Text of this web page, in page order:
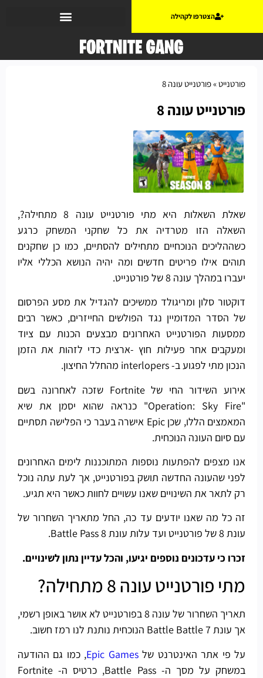
הצטרפו לקהילה
פורטנייט»פורטנייט עונה 8
פורטנייט עונה 8
שאלת השאלות היא מתי פורטנייט עונה 8 מתחילה?,
השאלה הזו מטרדיה את כל שחקני המשחק כרגע
כשההליכים הנוכחיים מתחילים להסתיים, כמו כן שחקנים
תוהים אילו פריטים חדשים ומה יהיה הנושא הכללי אליו
יעברו במהלך עונה 8 של פורטנייט.
דוקטור סלון ומריגולד ממשיכים להגדיל את מסע הפרסום
של הסדר המדומיין נגד הפולשים החייזרים, כאשר רבים
ממסעות הפורטנייט האחרונים מבצעים הכנות עם ציוד
ומעקבים אחר פעילות חוץ -ארצית כדי לזהות את הזמן
הנכון מתי לפגוע ב- interlopers מהחלל החיצון.
אירוע השידור החי של Fortnite שזכה לאחרונה בשם
"Operation: Sky Fire" כנראה שהוא יסמן את שיא
המאמצים הללו, שכן Epic אישרה בעבר כי הפלישה תסתיים
עם סיום העונה הנוכחית.
אנו מצפים להפתעות נוספות המתוכננות לימים האחרונים
לפני שהעונה החדשה תושק בפורטנייט, אך לעת עתה נוכל
רק לתאר את השינויים שאנו עשויים לחוות כאשר היא תגיע.
זה כל מה שאנו יודעים עד כה, החל מתאריך השחרור של
עונת 8 של פורטנייט ועד עלות עונת 8 Battle Pass.
זכרו כי עדכונים נוספים יגיעו, והכל עדיין נתון לשינויים.
מתי פורטנייט עונה 8 מתחילה?
תאריך השחרור של עונה 8 בפורטנייט לא אושר באופן רשמי,
אך עונת 7 Battle Battle הנוכחית נותנת לנו רמז חשוב.
על פי אתר האינטרנט שלEpic Games, כמו גם ההודעה
במשחק על מסך ה- Battle Pass, כרטיס ה- Fortnite